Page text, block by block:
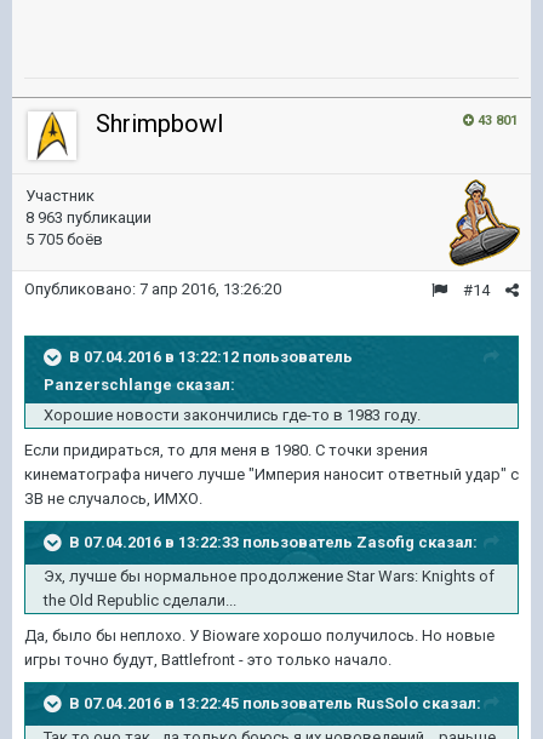
43 801
Shrimpbowl
Участник
8 963 публикации
5 705 боёв
#14
Опубликовано: 7 апр 2016, 13:26:20
В 07.04.2016 в 13:22:12 пользователь
Panzerschlange сказал:
Хорошие новости закончились где-то в 1983 году.
Если придираться, то для меня в 1980. С точки зрения
кинематографа ничего лучше "Империя наносит ответный удар" с
ЗВ не случалось, ИМХО.
В 07.04.2016 в 13:22:33 пользователь Zasofig сказал:
Эх, лучше бы нормальное продолжение Star Wars: Knights of
the Old Republic сделали...
Да, было бы неплохо. У Bioware хорошо получилось. Но новые
игры точно будут, Battlefront - это только начало.
В 07.04.2016 в 13:22:45 пользователь RusSolo сказал: